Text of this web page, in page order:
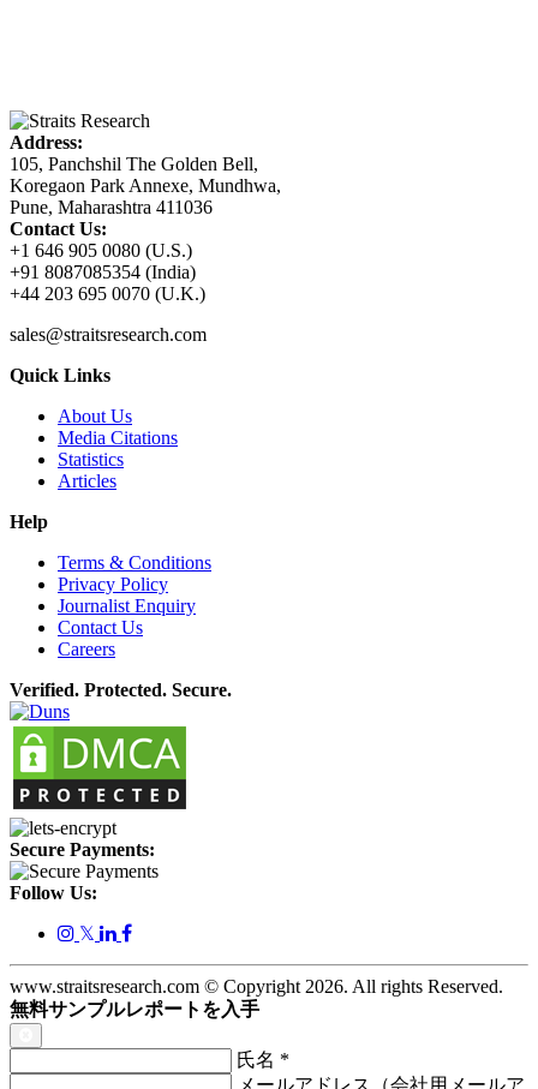
Address:
105, Panchshil The Golden Bell,
Koregaon Park Annexe, Mundhwa,
Pune, Maharashtra 411036
Contact Us:
+1 646 905 0080 (U.S.)
+91 8087085354 (India)
+44 203 695 0070 (U.K.)
sales@straitsresearch.com
Quick Links
About Us
Media Citations
Statistics
Articles
Help
Terms & Conditions
Privacy Policy
Journalist Enquiry
Contact Us
Careers
Verified. Protected. Secure.
Secure Payments:
Follow Us:
𝕏
www.straitsresearch.com © Copyright 2026. All rights Reserved.
無料サンプルレポートを入手
氏名 *
メールアドレス（会社用メールア